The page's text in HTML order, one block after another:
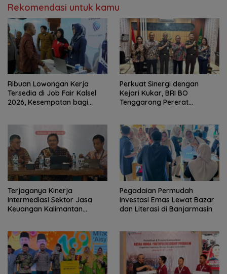
Rekomendasi untuk kamu
Ribuan Lowongan Kerja
Tersedia di Job Fair Kalsel
2026, Kesempatan bagi
Perkuat Sinergi dengan
Kejari Kukar, BRI BO
Tenggarong Pererat
Terjaganya Kinerja
Intermediasi Sektor Jasa
Keuangan Kalimantan
Daerah
Pegadaian Permudah
Investasi Emas Lewat Bazar
dan Literasi di Banjarmasin